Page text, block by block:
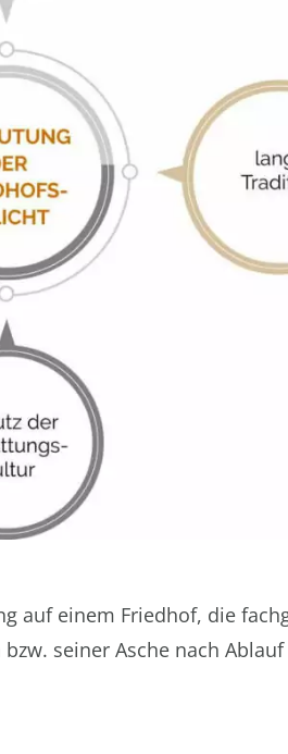
auf einem Friedhof, die
seiner Asche nach